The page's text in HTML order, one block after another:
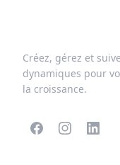
Créez, gérez et
dynamiques pour
la croissance.